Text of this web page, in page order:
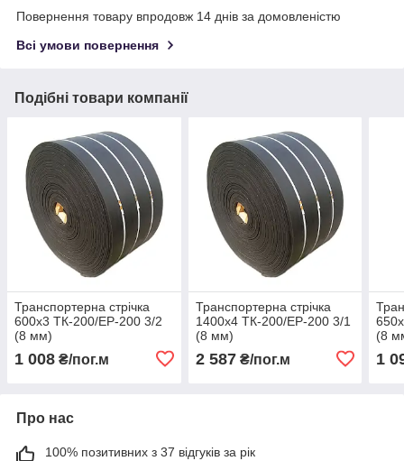
Повернення товару впродовж 14 днів за домовленістю
Всі умови повернення
Подібні товари компанії
Транспортерна стрічка
600х3 ТК-200/ЕР-200 3/2
(8 мм)
1 008 ₴/пог.м
Транспортерна стрічка
1400х4 ТК-200/ЕР-200 3/1
(8 мм)
2 587₴/пог.м
(8
1
Про нас
100% позитивних з 37 відгуків за рік